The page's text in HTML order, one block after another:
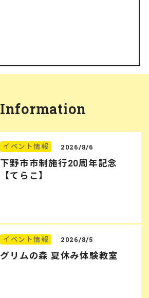
Information
イベント情報 2026/8/6
下野市市制施行20周年記念
【てらこ】
イベント情報 2026/8/5
グリムの森 夏休み体験教室